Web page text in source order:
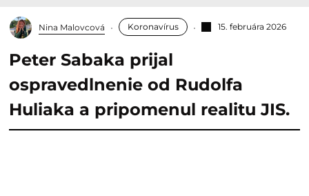
Nina Malovcová Koronavírus 15. februára 2026
Peter Sabaka prijal
ospravedlnenie od Rudolfa
Huliaka a pripomenul realitu JIS.